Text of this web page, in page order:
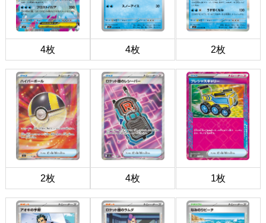
4枚 4枚 2枚
2枚 4枚 1枚